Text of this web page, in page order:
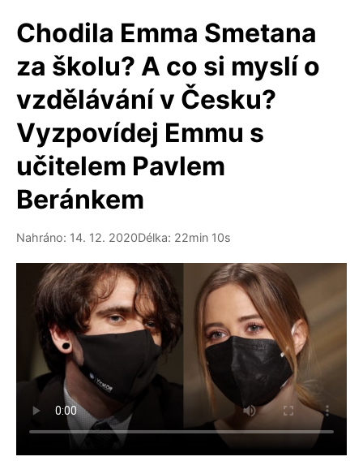
Chodila Emma Smetana
za školu? A co si myslí o
vzdělávání v Česku?
Vyzpovídej Emmu s
učitelem Pavlem
Beránkem
Nahráno: 14. 12. 2020Délka: 22min 10s